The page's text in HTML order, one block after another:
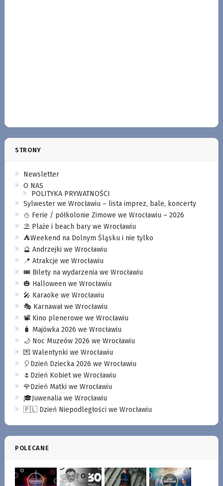
STRONY
Newsletter
O NAS
POLITYKA PRYWATNOŚCI
Sylwester we Wrocławiu – lista imprez, bale, koncerty
⛄️ Ferie / półkolonie Zimowe we Wrocławiu – 2026
⛱️ Plaże i beach bary we Wrocławiu
⛺️Weekend na Dolnym Śląsku i nie tylko
🔮 Andrzejki we Wrocławiu
📍 Atrakcje we Wrocławiu
🎟️ Bilety na wydarzenia we Wrocławiu
🎃 Halloween we Wrocławiu
🎤 Karaoke we Wrocławiu
🎭 Karnawał we Wrocławiu
📽️ Kino plenerowe we Wrocławiu
🧳 Majówka 2026 we Wrocławiu
🌙 Noc Muzeów 2026 we Wrocławiu
💌 Walentynki we Wrocławiu
🎈Dzień Dziecka 2026 we Wrocławiu
🌷Dzień Kobiet we Wrocławiu
🌹Dzień Matki we Wrocławiu
🎓Juwenalia we Wrocławiu
🇵🇱 Dzień Niepodległości we Wrocławiu
POLECANE